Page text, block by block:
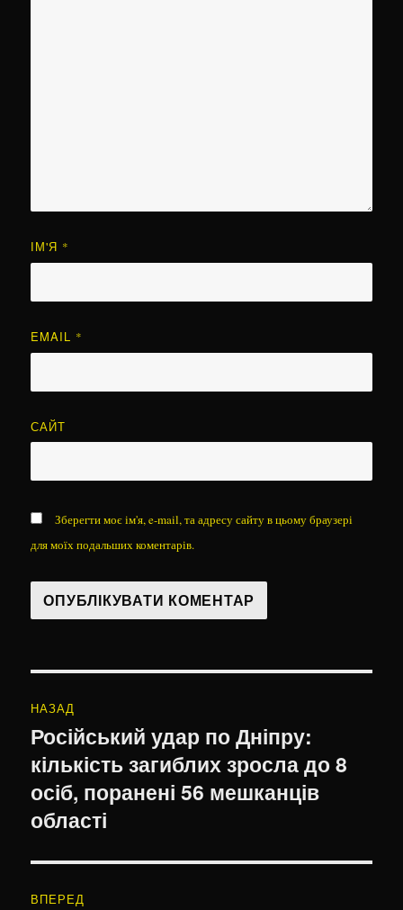
ІМ'Я *
EMAIL *
САЙТ
Зберегти моє ім'я, e-mail, та адресу сайту в цьому браузері
для моїх подальших коментарів.
записів
НАЗАД
Попередній
запис:
Російський удар по Дніпру:
кількість загиблих зросла до 8
осіб, поранені 56 мешканців
області
ВПЕРЕД